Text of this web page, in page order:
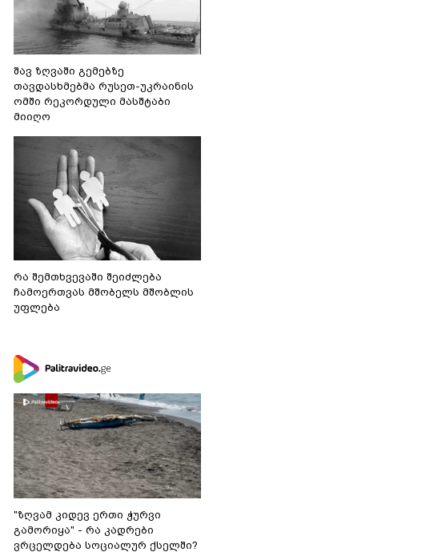
შავ ზღვაში გემებზე
თავდასხმებმა რუსეთ-უკრაინის
ომში რეკორდული მასშტაბი
მიიღო
რა შემთხვევაში შეიძლება
ჩამოერთვას მშობელს მშობლის
უფლება
"ზღვამ კიდევ ერთი ჭურვი
გამორიყა" - რა კადრები
ვრცელდება სოციალურ ქსელში?